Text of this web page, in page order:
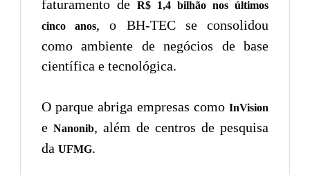
faturamento de R$ 1,4 bilhão nos últimos
cinco anos, o BH-TEC se consolidou
como ambiente de negócios de base
científica e tecnológica.
O parque abriga empresas como InVision
e Nanonib, além de centros de pesquisa
da UFMG.